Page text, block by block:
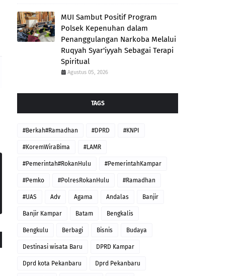
MUI Sambut Positif Program
Polsek Kepenuhan dalam
Penanggulangan Narkoba Melalui
Ruqyah Syar'iyyah Sebagai Terapi
Spiritual
Agustus 05, 2026
TAGS
#Berkah#Ramadhan #DPRD #KNPI
#KoremWiraBima #LAMR
#Pemerintah#RokanHulu #PemerintahKampar
#Pemko #PolresRokanHulu #Ramadhan
#UAS Adv Agama Andalas Banjir
Banjir Kampar Batam Bengkalis
Bengkulu Berbagi Bisnis Budaya
Destinasi wisata Baru DPRD Kampar
Dprd kota Pekanbaru Dprd Pekanbaru